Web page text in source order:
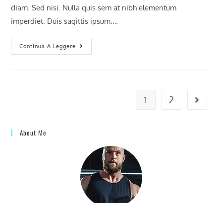
diam. Sed nisi. Nulla quis sem at nibh elementum
imperdiet. Duis sagittis ipsum.…
Continua A Leggere
Praesent
Libro
1 2 Vai alla
About Me